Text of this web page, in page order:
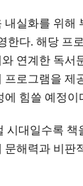
내실화를 위해
한다. 해당 프
연계한 독서
프로그램을 제
에 힘쓸 예정이
시대일수록 책
문해력과 비판